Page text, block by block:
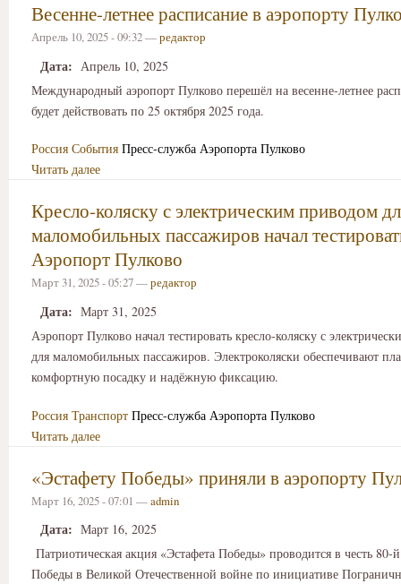
Весенне-летнее расписание в аэропорту
Апрель 10, 2025 - 09:32 —редактор
Дата: Апрель 10, 2025
Международный аэропорт Пулково перешёл на весенне-летнее
будет действовать по 25 октября 2025 года.
Россия События Пресс-служба Аэропорта Пулково
Читать далее
Кресло-коляску с электрическим приводом
маломобильных пассажиров начал
Аэропорт Пулково
Март 31, 2025 - 05:27 —редактор
Дата: Март 31, 2025
Аэропорт Пулково начал тестировать кресло-коляску с
для маломобильных пассажиров. Электроколяски обеспечивают
комфортную посадку и надёжную фиксацию.
Россия Транспорт Пресс-служба Аэропорта Пулково
Читать далее
«Эстафету Победы» приняли в аэропорту
Март 16, 2025 - 07:01 —admin
Дата: Март 16, 2025
Патриотическая акция «Эстафета Победы» проводится в честь
Победы в Великой Отечественной войне по инициативе